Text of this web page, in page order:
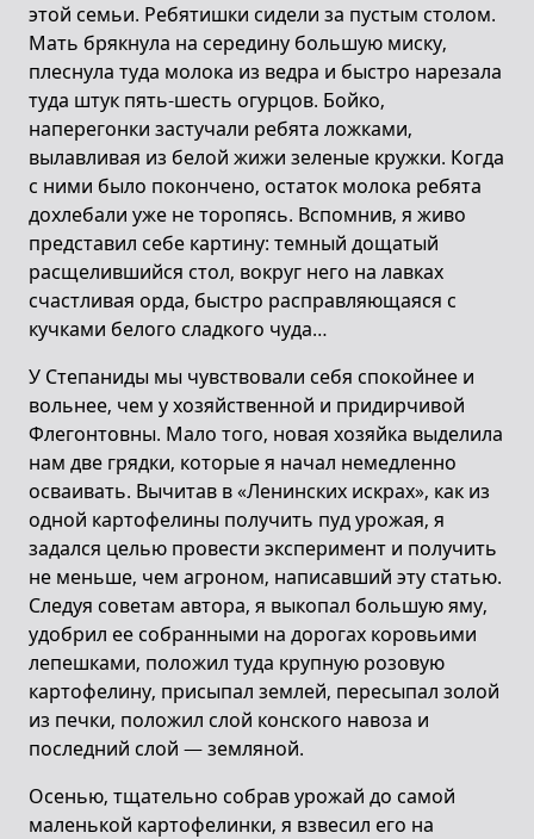
этой семьи. Ребятишки сидели за пустым столом.
Мать брякнула на середину большую миску,
плеснула туда молока из ведра и быстро нарезала
туда штук пять-шесть огурцов. Бойко,
наперегонки застучали ребята ложками,
вылавливая из белой жижи зеленые кружки. Когда
с ними было покончено, остаток молока ребята
дохлебали уже не торопясь. Вспомнив, я живо
представил себе картину: темный дощатый
расщелившийся стол, вокруг него на лавках
счастливая орда, быстро расправляющаяся с
кучками белого сладкого чуда…
У Степаниды мы чувствовали себя спокойнее и
вольнее, чем у хозяйственной и придирчивой
Флегонтовны. Мало того, новая хозяйка выделила
нам две грядки, которые я начал немедленно
осваивать. Вычитав в «Ленинских искрах», как из
одной картофелины получить пуд урожая, я
задался целью провести эксперимент и получить
не меньше, чем агроном, написавший эту статью.
Следуя советам автора, я выкопал большую яму,
удобрил ее собранными на дорогах коровьими
лепешками, положил туда крупную розовую
картофелину, присыпал землей, пересыпал золой
из печки, положил слой конского навоза и
последний слой — земляной.
Осенью, тщательно собрав урожай до самой
маленькой картофелинки, я взвесил его на